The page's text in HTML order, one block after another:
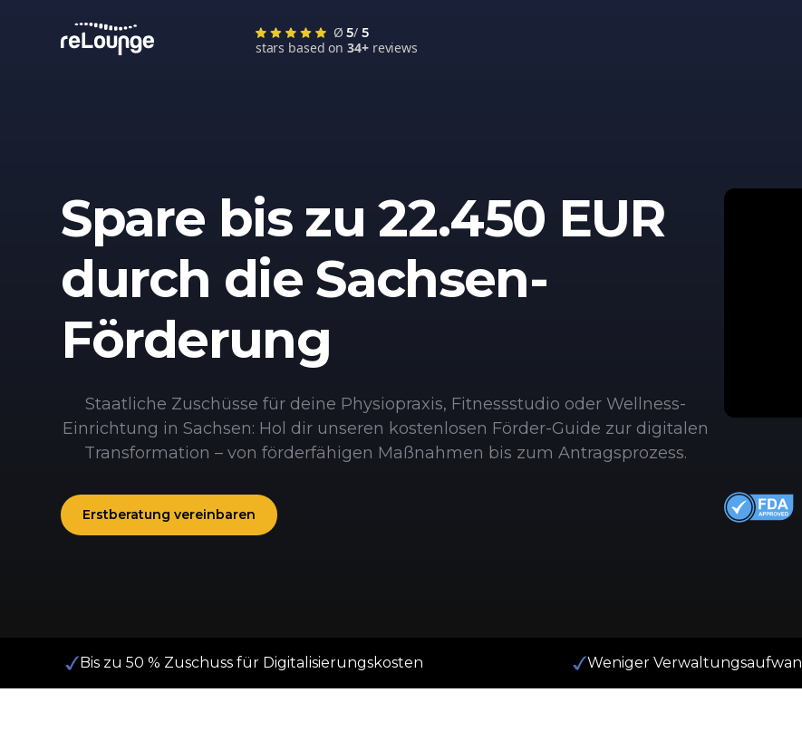
Ø5/5
stars based on34+reviews
Spare bis zu 22.450 EUR
durch die Sachsen-
Förderung
Staatliche Zuschüsse für deine Physiopraxis, Fitnessstudio oder Wellness-
Einrichtung in Sachsen: Hol dir unseren kostenlosen Förder-Guide zur digitalen
Transformation – von förderfähigen Maßnahmen bis zum Antragsprozess.
Erstberatung vereinbaren
Bis zu 50 % Zuschuss für Digitalisierungskosten Weniger